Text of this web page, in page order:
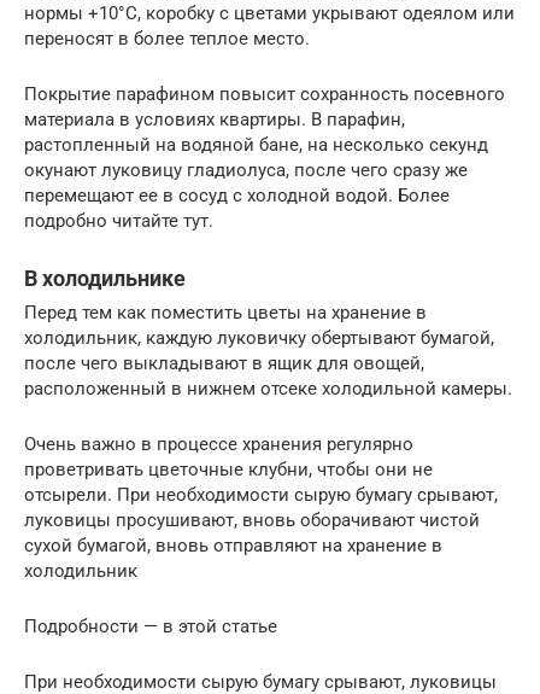
нормы +10°С, коробку с цветами укрывают одеялом или
переносят в более теплое место.
Покрытие парафином повысит сохранность посевного
материала в условиях квартиры. В парафин,
растопленный на водяной бане, на несколько секунд
окунают луковицу гладиолуса, после чего сразу же
перемещают ее в сосуд с холодной водой. Более
подробно читайте тут.
В холодильнике
Перед тем как поместить цветы на хранение в
холодильник, каждую луковичку обертывают бумагой,
после чего выкладывают в ящик для овощей,
расположенный в нижнем отсеке холодильной камеры.
Очень важно в процессе хранения регулярно
проветривать цветочные клубни, чтобы они не
отсырели. При необходимости сырую бумагу срывают,
луковицы просушивают, вновь оборачивают чистой
сухой бумагой, вновь отправляют на хранение в
холодильник
Подробности — в этой статье
При необходимости сырую бумагу срывают, луковицы